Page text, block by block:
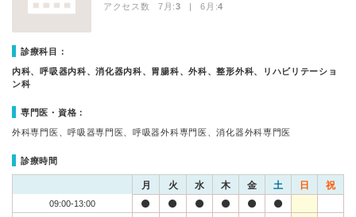
アクセス数 7月:3 | 6月:4
診療科目：
内科、呼吸器内科、消化器内科、胃腸科、外科、整形外科、リハビリテーショ
ン科
専門医・資格：
外科専門医、呼吸器専門医、呼吸器外科専門医、消化器外科専門医
診療時間
月 火 水 木 金 土 日 祝
09:00-13:00